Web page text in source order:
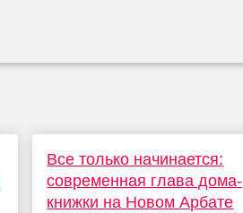
Все только начинается:
современная глава дома-
книжки на Новом Арбате